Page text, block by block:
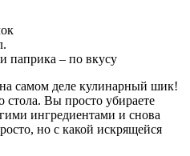
паприка – по вкусу
самом деле кулинарный шик!
стола. Вы просто убираете
ингредиентами и снова
но с какой искрящейся